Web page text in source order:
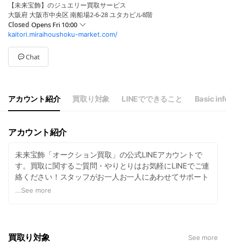
【未来宝飾】のジュエリー買取サービス
大阪府 大阪市中央区 南船場2-6-28 ユタカビル8階
Closed Opens Fri 10:00
SunClosed
Mon10:00 - 16:00
Tue10:00 - 16:00
Wed10:00 - 16:00
Closed
月～金（土日祝お休み）
kaitori.miraihoushoku-market.com/
Chat
アカウント紹介 買取り対象 LINEでできること Basic
アカウント紹介
未来宝飾「オークション買取」の公式LINEアカウントで
す。買取に関するご質問・やりとりはお気軽にLINEでご連
絡ください！スタッフがお一人お一人にあわせてサポート
させていただきます😌
...See more
買取り対象 See more